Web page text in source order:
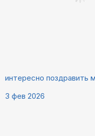
интересно поздравить
3 фев 2026